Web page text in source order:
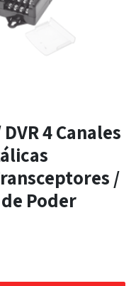
4 Canales
/
Poder